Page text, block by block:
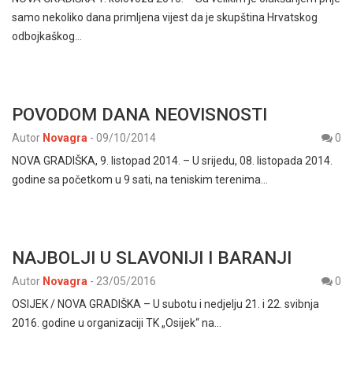
samo nekoliko dana primljena vijest da je skupština Hrvatskog
odbojkaškog…
POVODOM DANA NEOVISNOSTI
Autor Novagra - 09/10/2014
0
NOVA GRADIŠKA, 9. listopad 2014. – U srijedu, 08. listopada 2014.
godine sa početkom u 9 sati, na teniskim terenima…
NAJBOLJI U SLAVONIJI I BARANJI
Autor Novagra - 23/05/2016
0
OSIJEK / NOVA GRADIŠKA – U subotu i nedjelju 21. i 22. svibnja
2016. godine u organizaciji TK „Osijek“ na…